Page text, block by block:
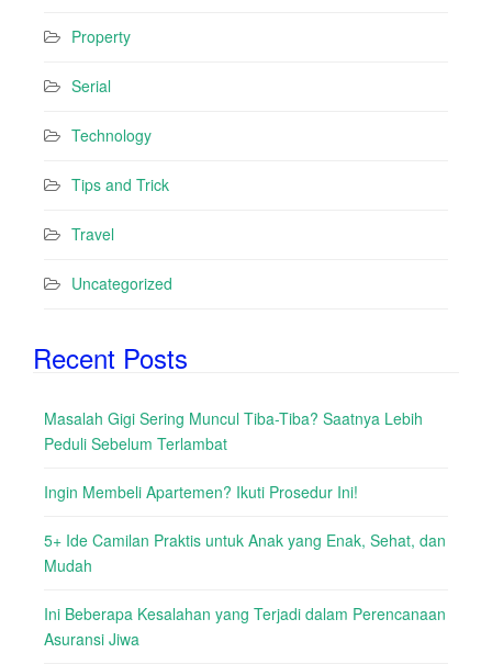
Property
Serial
Technology
Tips and Trick
Travel
Uncategorized
Recent Posts
Masalah Gigi Sering Muncul Tiba-Tiba? Saatnya Lebih
Peduli Sebelum Terlambat
Ingin Membeli Apartemen? Ikuti Prosedur Ini!
5+ Ide Camilan Praktis untuk Anak yang Enak, Sehat, dan
Mudah
Ini Beberapa Kesalahan yang Terjadi dalam Perencanaan
Asuransi Jiwa